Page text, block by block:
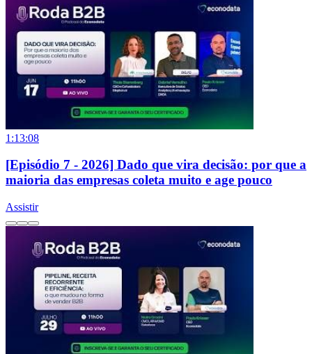
1:13:08
[Episódio 7 - 2026] Dado que vira decisão: por que a
maioria das empresas coleta muito e age pouco
Assistir